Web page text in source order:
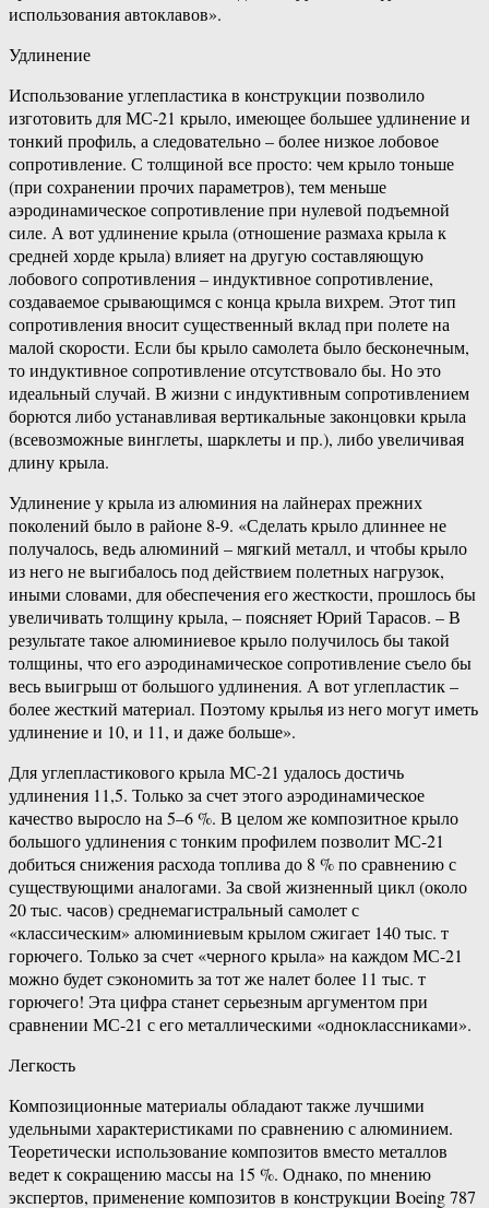
использования автоклавов».
Удлинение
Использование углепластика в конструкции позволило
изготовить для МС-21 крыло, имеющее большее удлинение и
тонкий профиль, а следовательно – более низкое лобовое
сопротивление. С толщиной все просто: чем крыло тоньше
(при сохранении прочих параметров), тем меньше
аэродинамическое сопротивление при нулевой подъемной
силе. А вот удлинение крыла (отношение размаха крыла к
средней хорде крыла) влияет на другую составляющую
лобового сопротивления – индуктивное сопротивление,
создаваемое срывающимся с конца крыла вихрем. Этот тип
сопротивления вносит существенный вклад при полете на
малой скорости. Если бы крыло самолета было бесконечным,
то индуктивное сопротивление отсутствовало бы. Но это
идеальный случай. В жизни с индуктивным сопротивлением
борются либо устанавливая вертикальные законцовки крыла
(всевозможные винглеты, шарклеты и пр.), либо увеличивая
длину крыла.
Удлинение у крыла из алюминия на лайнерах прежних
поколений было в районе 8-9. «Сделать крыло длиннее не
получалось, ведь алюминий – мягкий металл, и чтобы крыло
из него не выгибалось под действием полетных нагрузок,
иными словами, для обеспечения его жесткости, прошлось бы
увеличивать толщину крыла, – поясняет Юрий Тарасов. – В
результате такое алюминиевое крыло получилось бы такой
толщины, что его аэродинамическое сопротивление съело бы
весь выигрыш от большого удлинения. А вот углепластик –
более жесткий материал. Поэтому крылья из него могут иметь
удлинение и 10, и 11, и даже больше».
Для углепластикового крыла МС-21 удалось достичь
удлинения 11,5. Только за счет этого аэродинамическое
качество выросло на 5–6 %. В целом же композитное крыло
большого удлинения с тонким профилем позволит МС-21
добиться снижения расхода топлива до 8 % по сравнению с
существующими аналогами. За свой жизненный цикл (около
20 тыс. часов) среднемагистральный самолет с
«классическим» алюминиевым крылом сжигает 140 тыс. т
горючего. Только за счет «черного крыла» на каждом МС-21
можно будет сэкономить за тот же налет более 11 тыс. т
горючего! Эта цифра станет серьезным аргументом при
сравнении МС-21 с его металлическими «одноклассниками».
Легкость
Композиционные материалы обладают также лучшими
удельными характеристиками по сравнению с алюминием.
Теоретически использование композитов вместо металлов
ведет к сокращению массы на 15 %. Однако, по мнению
экспертов, применение композитов в конструкции Boeing 787